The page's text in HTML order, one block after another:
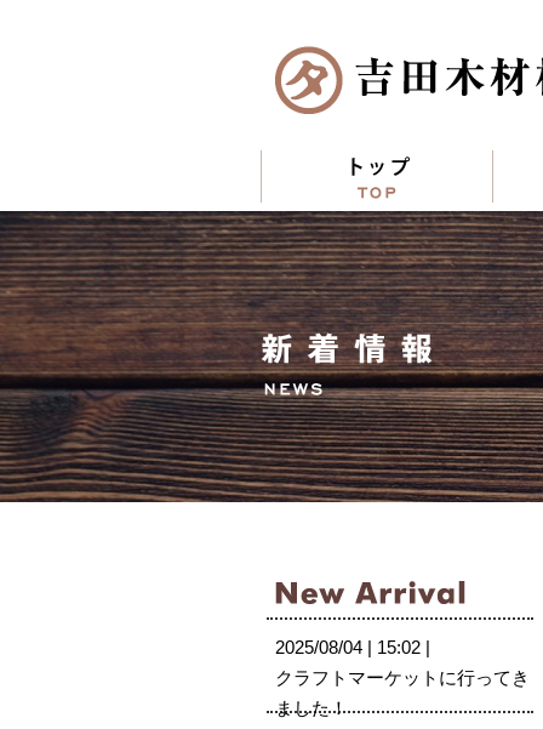
2025/08/04 | 15:02 |
クラフトマーケットに行ってき
ました！